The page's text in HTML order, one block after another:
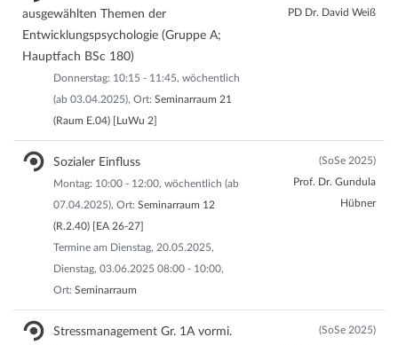
ausgewählten Themen der
Entwicklungspsychologie (Gruppe A;
Hauptfach BSc 180)
Donnerstag: 10:15 - 11:45, wöchentlich
(ab 03.04.2025), Ort: Seminarraum 21
(Raum E.04) [LuWu 2]
PD Dr. David Weiß
Sozialer Einfluss
Montag: 10:00 - 12:00, wöchentlich (ab
07.04.2025), Ort: Seminarraum 12
(R.2.40) [EA 26-27]
Termine am Dienstag, 20.05.2025,
Dienstag, 03.06.2025 08:00 - 10:00,
Ort: Seminarraum
(SoSe 2025)
Prof. Dr. Gundula
Hübner
Stressmanagement Gr. 1A vormi.
(SoSe 2025)